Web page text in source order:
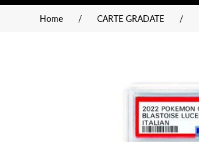
Home / CARTE GRADATE /